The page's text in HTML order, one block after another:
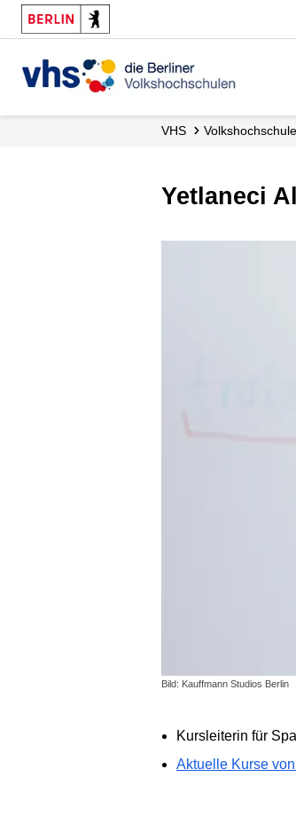
VHS
Yetlaneci
Bild: Kauffmann Studios Berlin
Kursleiterin für
Aktuelle Kurse